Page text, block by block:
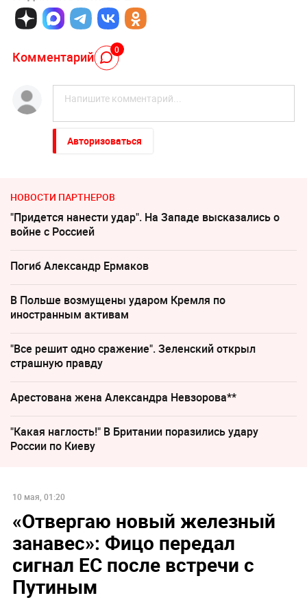
Комментарий 0
Авторизоваться
НОВОСТИ ПАРТНЕРОВ
"Придется нанести удар". На Западе высказались о
войне с Россией
Погиб Александр Ермаков
В Польше возмущены ударом Кремля по
иностранным активам
"Все решит одно сражение". Зеленский открыл
страшную правду
Арестована жена Александра Невзорова**
"Какая наглость!" В Британии поразились удару
России по Киеву
10 мая, 01:20
«Отвергаю новый железный
занавес»: Фицо передал
сигнал ЕС после встречи с
Путиным